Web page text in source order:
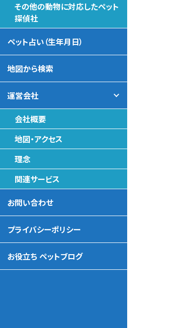
その他の動物に対応したペット
探偵社
ペット占い（生年月日）
地図から検索
運営会社
会社概要
地図・アクセス
理念
関連サービス
お問い合わせ
プライバシーポリシー
お役立ち ペットブログ